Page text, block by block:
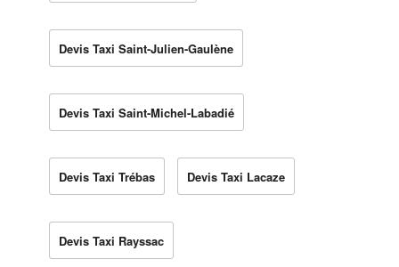
Devis Taxi Saint-Julien-Gaulène
Devis Taxi Saint-Michel-Labadié
Devis Taxi Trébas Devis Taxi Lacaze
Devis Taxi Rayssac